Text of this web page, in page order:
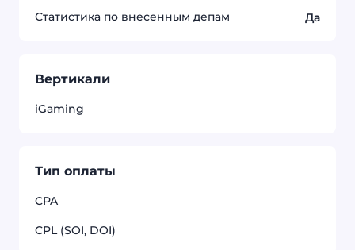
Статистика по внесенным депам Да
Вертикали
iGaming
Тип оплаты
CPA
CPL (SOI, DOI)